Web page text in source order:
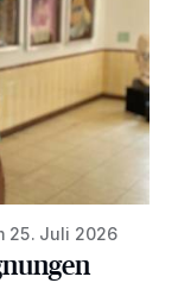
25. Juli 2026